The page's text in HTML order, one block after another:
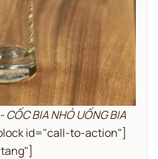
CỐC BIA NHỎ UỐNG BIA
id="call-to-action"]